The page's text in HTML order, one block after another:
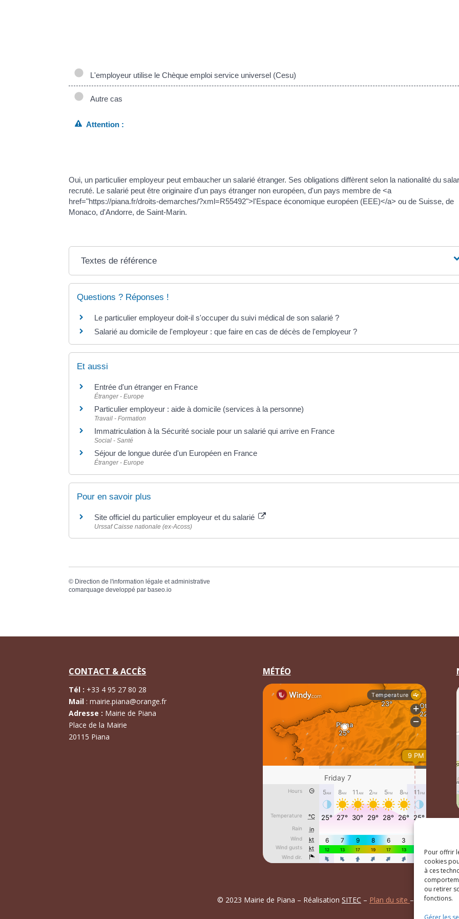
Pour offrir
cookies
à ces
ou retirer
fonctions.
Gérer les
L'employeur utilise le Chèque emploi service universel (Cesu)
Autre cas
Attention :
Oui, un particulier employeur peut embaucher un salarié étranger. Ses obligations diffèrent selon la nationalité du
recruté. Le salarié peut être originaire d'un pays étranger non européen, d'un pays membre de <a
href="https://piana.fr/droits-demarches/?xml=R55492">l'Espace économique européen (EEE)</a> ou de Suisse, de
Monaco, d'Andorre, de Saint-Marin.
Textes de référence
Questions ? Réponses !
Le particulier employeur doit-il s'occuper du suivi médical de son salarié ?
Salarié au domicile de l'employeur : que faire en cas de décès de l'employeur ?
Et aussi
Entrée d'un étranger en France
Étranger - Europe
Particulier employeur : aide à domicile (services à la personne)
Travail - Formation
Immatriculation à la Sécurité sociale pour un salarié qui arrive en France
Social - Santé
Séjour de longue durée d'un Européen en France
Étranger - Europe
Pour en savoir plus
Site officiel du particulier employeur et du salarié
Urssaf Caisse nationale (ex-Acoss)
© Direction de l'information légale et administrative
comarquage developpé par baseo.io
CONTACT & ACCÈS
Tél : +33 4 95 27 80 28
Mail :mairie.piana@orange.fr
Adresse : Mairie de Piana
Place de la Mairie
20115 Piana
MÉTÉO
© 2023 Mairie de Piana – Réalisation SITEC – Plan du site – Mention